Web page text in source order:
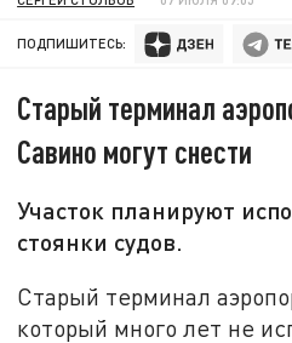
ПОДПИШИТЕСЬ:
Старый терминал
Савино могут снести
Участок планируют
стоянки судов.
Старый терминал
который много лет не